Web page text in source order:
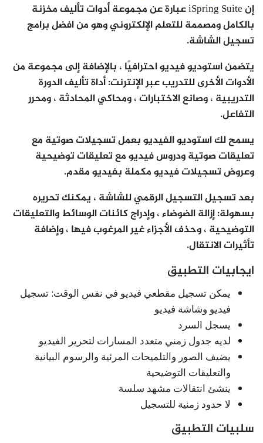
إن iSpring Suite عبارة عن مجموعة أدوات تأليف مخزنة
بالكامل ومصممة للتعلم الإلكتروني وهو من افضل برامج
تسجيل الشاشة.
يتضمن استوديو فيديو احترافيًا ، بالإضافة إلى مجموعة من
الأدوات الأخرى للتدريب عبر الإنترنت: أداة تأليف الدورة
التدريبية ، وصانع الاختبارات ، ومحاكي المحادثة ، ومحرر
التفاعل.
يسمح لك استوديو الفيديو بعمل تسجيلات صوتية مع
تعليقات صوتية ودروس فيديو مع تعليقات توضيحية
وعروض تسجيلات فيديو مكملة بفيديو مقدم.
بعد تسجيل التسجيل الرقمي للشاشة ، يمكنك تحريره
بسهولة: إزالة الضوضاء ، وإدراج كائنات الوسائط والتعليقات
التوضيحية ، وحذف الأجزاء غير المرغوب فيها ، وإضافة
تأثيرات الانتقال.
ايجابيات التطبيق
يمكن تسجيل مقطعي فيديو في نفس الوقت: تسجيل
فيديو وشاشة فيديو
يسجل السرد
لديه جدول زمني متعدد المسارات لتحرير الفيديو
يضيف الصور والتلميحات المرئية والرسوم البيانية
والتعليقات التوضيحية
ينشئ انتقالات مشهد سلسة
لا حدود زمنية للتسجيل
سلبيات التطبيق